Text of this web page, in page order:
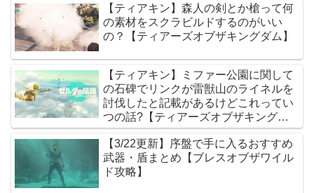
【ティアキン】森人の剣とか槍って何
の素材をスクラビルドするのがいい
の？【ティアーズオブザキングダム】
【ティアキン】ミファー公園に関して
の石碑でリンクが雷獣山のライネルを
討伐したと記載があるけどこれってい
つの話?【ティアーズオブザキングダ
ム】
【3/22更新】序盤で手に入るおすすめ
武器・盾まとめ【ブレスオブザワイル
ド攻略】